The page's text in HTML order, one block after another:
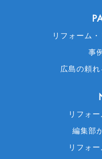
リフォーム
事
広島の頼
リフォ
編集部
リフォ